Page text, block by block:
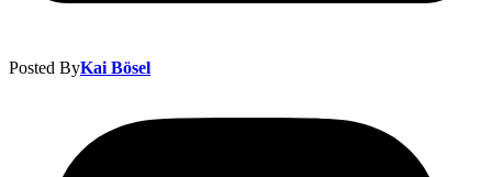
Posted ByKai Bösel